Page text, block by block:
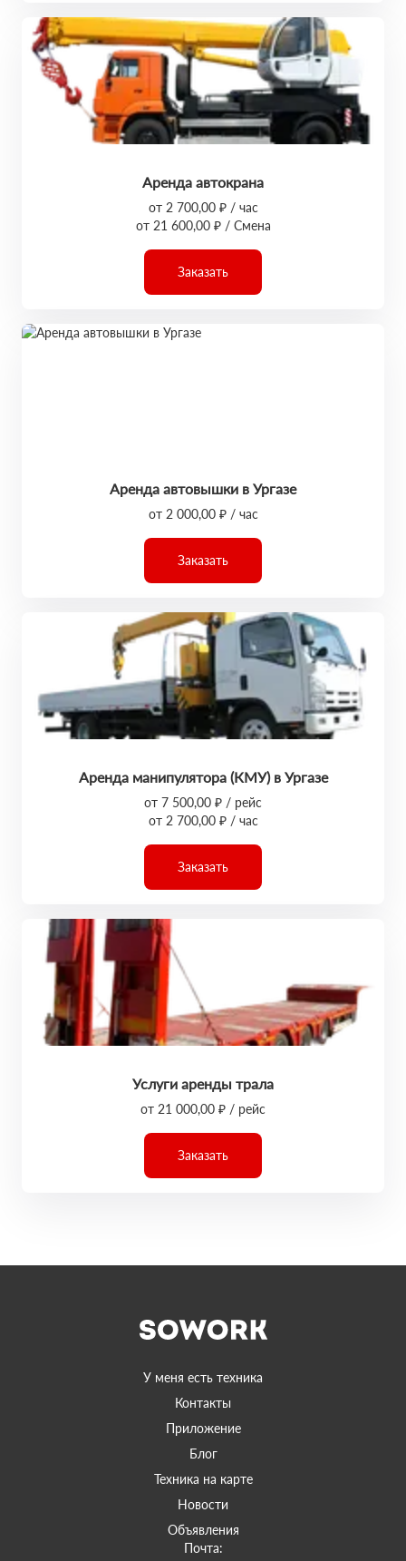
Аренда автокрана
от 2 700,00 ₽ / час
от 21 600,00 ₽ / Смена
Заказать
Аренда автовышки в Ургазе
от 2 000,00 ₽ / час
Заказать
Аренда манипулятора (КМУ) в Ургазе
от 7 500,00 ₽ / рейс
от 2 700,00 ₽ / час
Заказать
Услуги аренды трала
от 21 000,00 ₽ / рейс
Заказать
У меня есть техника
Контакты
Приложение
Блог
Техника на карте
Новости
Объявления
Почта: